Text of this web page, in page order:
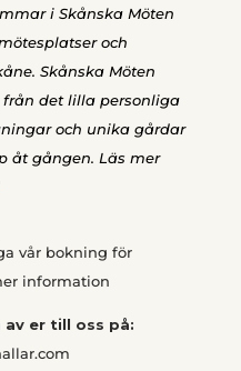
i Skånska Möten
och
Skånska Möten
det lilla personliga
och unika gårdar
åt gången. Läs mer
vår bokning för
information
er till oss på: